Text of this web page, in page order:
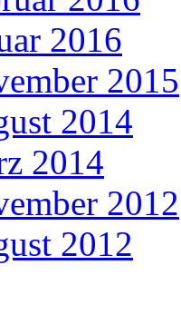
2016
2015
2014
2014
2012
2012